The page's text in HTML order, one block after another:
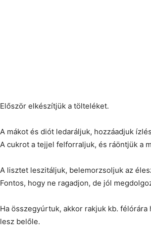
Először elkészítjük a tölteléket.
A mákot és diót ledaráljuk, hozzáadjuk
A cukrot a tejjel felforraljuk, és ráöntjük a
A lisztet leszitáljuk, belemorzsoljuk az
Fontos, hogy ne ragadjon, de jól
Ha összegyúrtuk, akkor rakjuk kb.
lesz belőle.